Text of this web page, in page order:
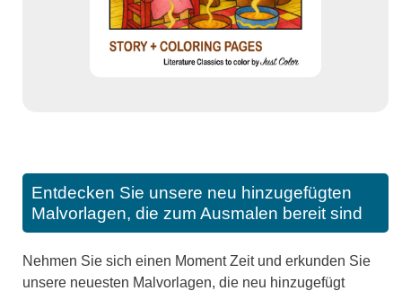
Entdecken Sie unsere neu hinzugefügten
Malvorlagen, die zum Ausmalen bereit sind
Nehmen Sie sich einen Moment Zeit und erkunden Sie
unsere neuesten Malvorlagen, die neu hinzugefügt